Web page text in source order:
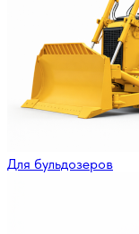
Для бульдозеров